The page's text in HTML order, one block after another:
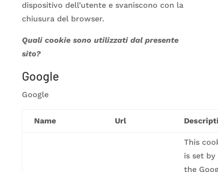
dispositivo dell’utente e svaniscono con la
chiusura del browser.
Quali cookie sono utilizzati dal presente
sito?
Google
Google
Name Url
This
is set by
the